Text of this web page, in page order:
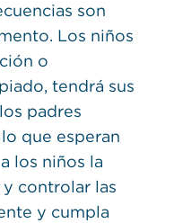
son
Los niños
o
tendrá sus
padres
que esperan
los niños la
controlar las
y cumpla